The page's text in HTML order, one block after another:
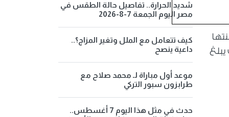
حيث يبلغ
شديد الحرارة.. تفاصيل حالة الطقس في
مصر اليوم الجمعة 7-8-2026
كيف تتعامل مع الملل وتغير المزاج؟..
داعية ينصح
موعد أول مباراة لـ محمد صلاح مع
طرابزون سبور التركي
حدث في مثل هذا اليوم 7 أغسطس..